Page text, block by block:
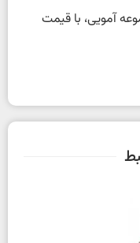
آمویی، با قیمت